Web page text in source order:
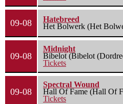
09-08
Hatebreed
Het Bolwerk (Het
09-08
Midnight
Bibelot (Bibelot
Tickets
09-08
Spectral Wound
Hall Of Fame (Hall Of
Tickets